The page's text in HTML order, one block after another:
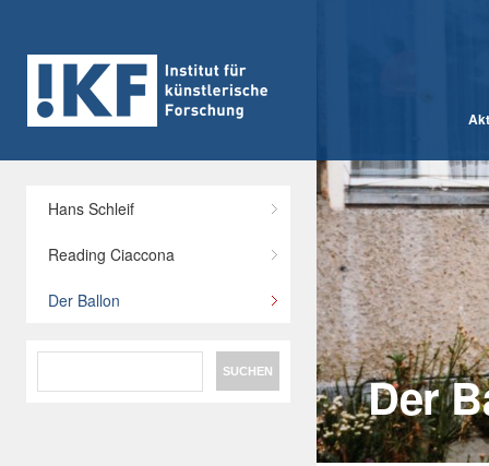
Hans Schleif
Reading Ciaccona
Der Ballon
Der